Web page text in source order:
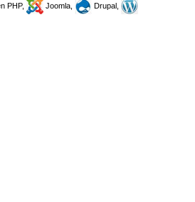
PHP, Joomla,
Drupal,